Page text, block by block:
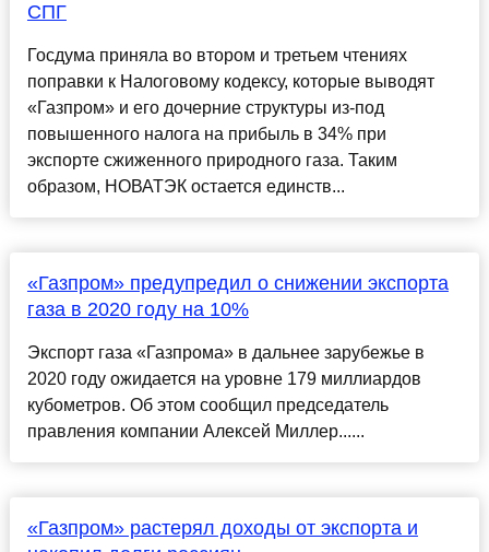
СПГ
Госдума приняла во втором и третьем чтениях
поправки к Налоговому кодексу, которые выводят
«Газпром» и его дочерние структуры из-под
повышенного налога на прибыль в 34% при
экспорте сжиженного природного газа. Таким
образом, НОВАТЭК остается единств...
«Газпром» предупредил о снижении экспорта
газа в 2020 году на 10%
Экспорт газа «Газпрома» в дальнее зарубежье в
2020 году ожидается на уровне 179 миллиардов
кубометров. Об этом сообщил председатель
правления компании Алексей Миллер......
«Газпром» растерял доходы от экспорта и